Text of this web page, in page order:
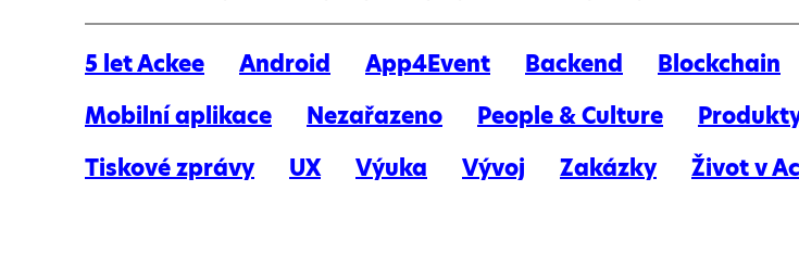
5 let Ackee Android App4Event Backend Blockchain
Mobilní aplikace
Nezařazeno People & Culture
Tiskové zprávy
UX Výuka Vývoj Zakázky Život v